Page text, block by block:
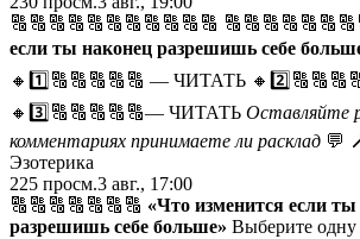
🔠🔠🔠🔠🔠🔠🔠🔠🔠🔠🔠
если ты наконец разрешишь себе
🔸1️⃣🔠🔠🔠🔠🔠 — ЧИТАТЬ
🔸3️⃣🔠🔠🔠🔠🔠— ЧИТАТЬ Оставляйте
комментариях принимаете ли расклад 💬
Эзотерика
225 просм.3 авг., 17:00
🔠🔠🔠🔠🔠🔠🔠 «Что изменится если
разрешишь себе больше» Выберите одну